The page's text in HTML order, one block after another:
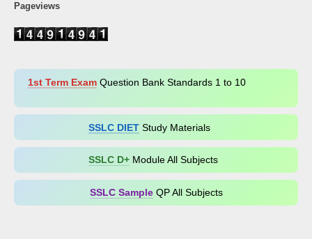
Pageviews
1st Term ExamQuestion Bank Standards 1 to 10
SSLC DIETStudy Materials
SSLC D+​ Module All Subjects
SSLC SampleQP All Subjects